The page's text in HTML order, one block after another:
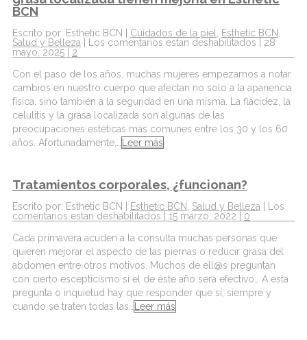
BCN
Escrito por: Esthetic BCN | Cuidados de la piel Esthetic BCN
Salud y Belleza
Los comentarios estan deshabilitados | 28
mayo, 2025 | 2
Con el paso de los años, muchas mujeres empezamos a notar
cambios en nuestro cuerpo que afectan no solo a la apariencia
física, sino también a la seguridad en una misma. La flacidez, la
celulitis y la grasa localizada son algunas de las
preocupaciones estéticas más comunes entre los 30 y los 60
años. Afortunadamente,…
Leer más
Tratamientos corporales, ¿funcionan?
Escrito por: Esthetic BCN | Esthetic BCN Salud y Belleza | Los
comentarios estan deshabilitados | 15 marzo, 2022 | 0
Cada primavera acuden a la consulta muchas personas que
quieren mejorar el aspecto de las piernas o reducir grasa del
abdomen entre otros motivos. Muchos de ell@s preguntan
con cierto escepticismo si el de éste año será efectivo… A esta
pregunta o inquietud hay que responder que sí, siempre y
cuando se traten todas las…
Leer más